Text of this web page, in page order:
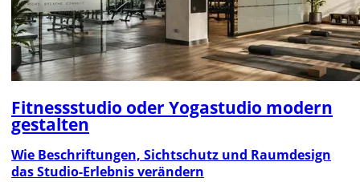
Fitnessstudio oder Yogastudio modern
gestalten
Wie Beschriftungen, Sichtschutz und Raumdesign
das Studio-Erlebnis verändern